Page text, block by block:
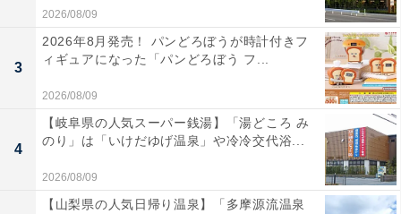
目の前に見えたり、麻布台ヒルズ内のブランドショップ
を眼下に望んだりと、バルコニーに立てば他にはない景
色が広がります。
1番コンパクトなゲストルームでも広さ55平方メート
ル！ 価格は2名1泊1室朝食付きで13万9550円（諸税・サ
2026/08/09
3
2026年8月発売！ パンどろぼうが時計付きフ
ィギュアになった「パンどろぼう フ...
2026/08/09
4
【岐阜県の人気スーパー銭湯】「湯どころ み
のり」は「いけだゆげ温泉」や冷冷交代浴...
2026/08/09
【山梨県の人気日帰り温泉】「多摩源流温泉